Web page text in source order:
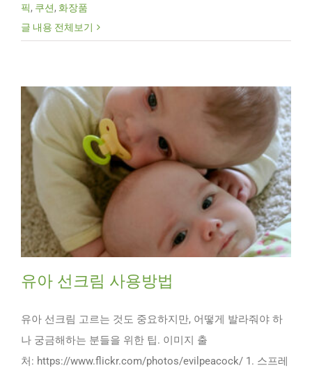
픽, 쿠션, 화장품
글 내용 전체보기
유아 선크림 사용방법
유아 선크림 고르는 것도 중요하지만, 어떻게 발라줘야 하
나 궁금해하는 분들을 위한 팁. 이미지 출
처: https://www.flickr.com/photos/evilpeacock/ 1. 스프레